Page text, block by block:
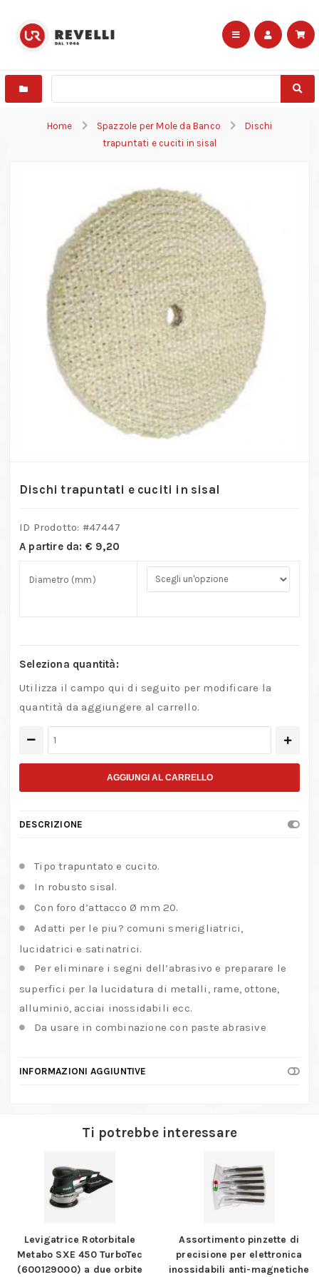
Home Spazzole per Mole da Banco
Dischi
trapuntati e cuciti in sisal
Dischi trapuntati e cuciti in sisal
ID Prodotto: #47447
A partire da: € 9,20
Diametro (mm)
Seleziona quantità:
Utilizza il campo qui di seguito per modificare la
quantità da aggiungere al carrello.
trapuntati
cuciti
sisal
AGGIUNGI AL CARRELLO
DESCRIZIONE
Tipo trapuntato e cucito.
In robusto sisal.
Con foro d’attacco Ø mm 20.
Adatti per le piu? comuni smerigliatrici,
lucidatrici e satinatrici.
Per eliminare i segni dell’abrasivo e preparare le
superfici per la lucidatura di metalli, rame, ottone,
alluminio, acciai inossidabili ecc.
Da usare in combinazione con paste abrasive
INFORMAZIONI AGGIUNTIVE
Ti potrebbe interessare
Levigatrice Rotorbitale
Metabo SXE 450 TurboTec
(600129000) a due orbite
Assortimento pinzette di
precisione per elettronica
inossidabili anti-magnetiche